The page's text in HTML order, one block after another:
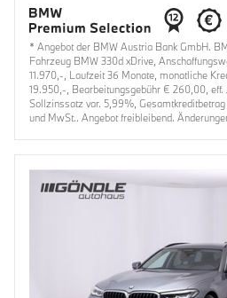
* Angebot der BMW Austria Bank GmbH.
Fahrzeug BMW 330d xDrive,
11.970,-, Laufzeit 36 Monate, monatliche
19.950,-, Bearbeitungsgebühr € 260,00,
Sollzinssatz var. 5,99%,
und MwSt.. Angebot freibleibend.